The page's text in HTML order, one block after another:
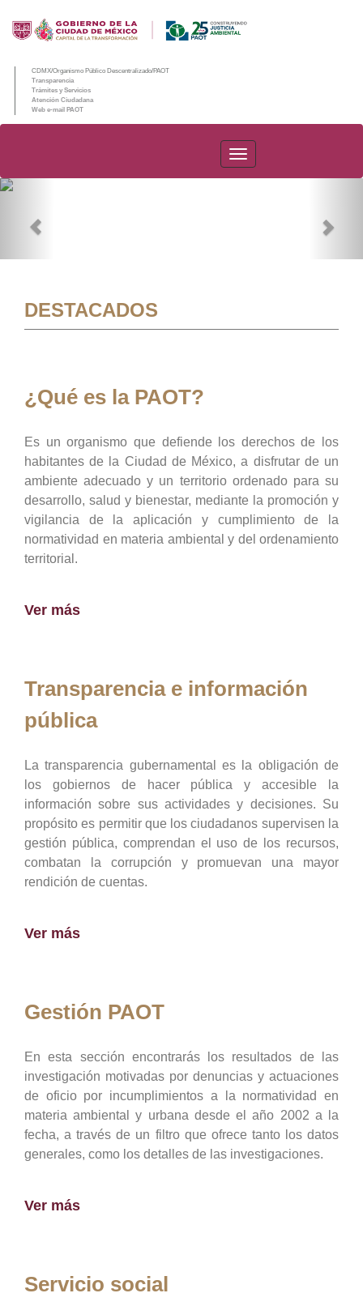
CDMX/Organismo Público Descentralizado/PAOT
Transparencia
Trámites y Servicios
Atención Ciudadana
Web e-mail PAOT
PAOT
DESTACADOS
¿Qué es la PAOT?
Es un organismo que defiende los derechos de los
habitantes de la Ciudad de México, a disfrutar de un
ambiente adecuado y un territorio ordenado para su
desarrollo, salud y bienestar, mediante la promoción y
vigilancia de la aplicación y cumplimiento de la
normatividad en materia ambiental y del ordenamiento
territorial.
Ver más
Transparencia e información
pública
La transparencia gubernamental es la obligación de
los gobiernos de hacer pública y accesible la
información sobre sus actividades y decisiones. Su
propósito es permitir que los ciudadanos supervisen la
gestión pública, comprendan el uso de los recursos,
combatan la corrupción y promuevan una mayor
rendición de cuentas.
Ver más
Gestión PAOT
En esta sección encontrarás los resultados de las
investigación motivadas por denuncias y actuaciones
de oficio por incumplimientos a la normatividad en
materia ambiental y urbana desde el año 2002 a la
fecha, a través de un filtro que ofrece tanto los datos
generales, como los detalles de las investigaciones.
Ver más
Servicio social